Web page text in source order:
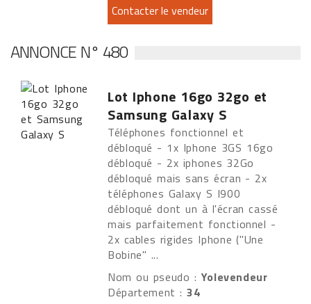
ANNONCE N° 480
Lot Iphone 16go 32go et
Samsung Galaxy S
Téléphones fonctionnel et
débloqué - 1x Iphone 3GS 16go
débloqué - 2x iphones 32Go
débloqué mais sans écran - 2x
téléphones Galaxy S I900
débloqué dont un à l'écran cassé
mais parfaitement fonctionnel -
2x cables rigides Iphone ("Une
Bobine" ...
Nom ou pseudo : Yolevendeur
Département :34